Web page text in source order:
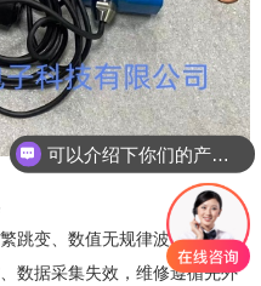
跳变、数值无规律波动，是现
数据采集失效，维修遵循先外
可以介绍下你们的产品么